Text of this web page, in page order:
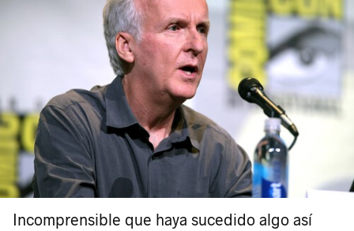
Incomprensible que haya sucedido algo así